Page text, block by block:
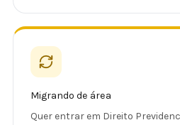
Migrando de área
Quer entrar em Direito